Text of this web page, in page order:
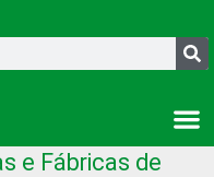
e Fábricas de